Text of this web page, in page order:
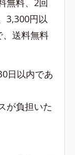
無料、2回
3,300円以
、送料無料
日以内であ
が負担いた